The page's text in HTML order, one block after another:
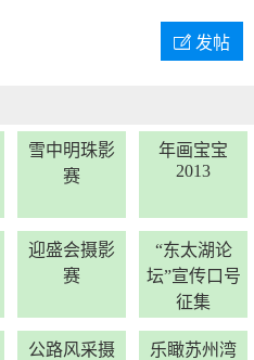
 发帖
雪中明珠影
赛
年画宝宝
2013
迎盛会摄影
赛
“东太湖论
坛”宣传口号
征集
公路风采摄
乐瞰苏州湾